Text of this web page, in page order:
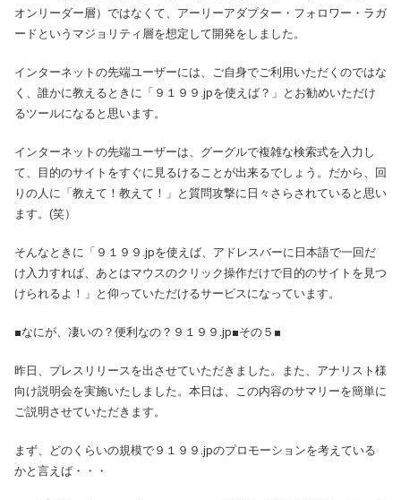
オンリーダー層）ではなくて、アーリーアダプター・フォロワー・ラガ
ードというマジョリティ層を想定して開発をしました。
インターネットの先端ユーザーには、ご自身でご利用いただくのではな
く、誰かに教えるときに「９１９９.jpを使えば？」とお勧めいただけ
るツールになると思います。
インターネットの先端ユーザーは、グーグルで複雑な検索式を入力し
て、目的のサイトをすぐに見るけることが出来るでしょう。だから、回
りの人に「教えて！教えて！」と質問攻撃に日々さらされていると思い
ます。(笑）
そんなときに「９１９９.jpを使えば、アドレスバーに日本語で一回だ
け入力すれば、あとはマウスのクリック操作だけで目的のサイトを見つ
けられるよ！」と仰っていただけるサービスになっています。
■なにが、凄いの？便利なの？９１９９.jp■その５■
昨日、プレスリリースを出させていただきました。また、アナリスト様
向け説明会を実施いたしました。本日は、この内容のサマリーを簡単に
ご説明させていただきます。
まず、どのくらいの規模で９１９９.jpのプロモーションを考えている
かと言えば・・・